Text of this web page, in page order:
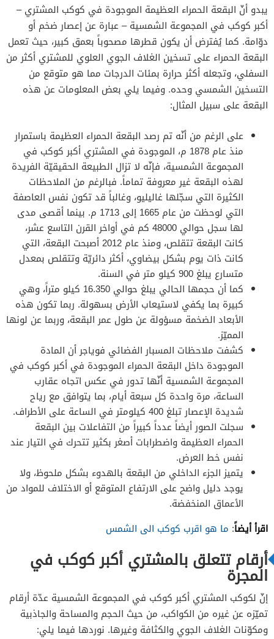
يبدو أنّ البقعة الحمراء العظيمة الموجودة في كوكب المشتري –
أكبر كوكب في المجموعة الشمسية – عبارة عن إعصار ضخم أو
دوّامة. كما يُفترض أن يكون قطرها مصحوباً بعمق كبير، حيث تعمل
البقعة الحمراء على تسخين الغلاف الجوي العلوي للمشتري أكثر من
السفلي، وتجعله أكثر حرارة بمئات الدرجات مما هو متوقع من
التسخين الشمسي وحده. وفيما يلي بعض المعلومات عن هذه
البقعة على سبيل المثال:
على الرغم من أنّه تم رصد البقعة الحمراء العظيمة باستمرار
منذ عام 1878 م، الموجودة في المشتري أكبر كوكب في
المجموعة الشمسية، فإنّه لا تزال الطبيعة الحقيقيّة الفريدة
لهذه البقعة غير معروفة تماماً. فبالرغم من الملاحظات
الكثيرة التي سجّلها غاليليو، وغالباً قد تكون نفس العاصفة
التي لوحظت من عام 1665 إلى 1713 م. بينما أقصى مدى
لها سجل حوالي 48000 كم في أواخر القرن التاسع عشر،
كانت البقعة تتقلص، ومنذ عام 2012 أصبحت البقعة، التي
كانت ذات يوم بشكل بيضاوي، أكثر دائريّة وتتقلص بمعدل
متسارع يبلغ 900 كيلو متر في السنة.
كما أن حجمها الحالي يبلغ حوالي 16.350 كيلو متراً، وهي
كبيرة بما يكفي لاستيعاب الأرض بسهولة. ربما تكون هذه
الأبعاد الضخمة مسؤولة عن طول عمر البقعة، وربما عن لونها
المميّز.
كشفت ملاحظات المسبار الفضائي فوياجر أن المادة
الموجودة داخل البقعة الحمراء الموجودة في أكبر كوكب في
المجموعة الشمسية أنّها تدور في عكس اتجاه عقارب
الساعة، مرة واحدة كل سبعة أيام، بما يتوافق مع رياح
شديدة الإعصار تبلغ 400 كيلومتر في الساعة على الأطراف.
سجلت الصور أيضاً عدداً كبيراً من التفاعلات بين البقعة
الحمراء العظيمة واضطرابات أصغر بكثير تتحرك في التيار عند
نفس خط العرض.
يتميز الجزء الداخلي من البقعة بالهدوء بشكل ملحوظ، ولا
يوجد دليل واضح على الارتفاع المتوقع أو الاختلاف للمواد من
الأعماق المنخفضة.
اقرأ أيضاً: ما هو اقرب كوكب الى الشمس
أرقام تتعلق بالمشتري أكبر كوكب في
المجرة
إنّ لكوكب المشتري أكبر كوكب في المجموعة الشمسية عدّة أرقام
تميّزه عن غيره من الكواكب، من حيث الحجم والمساحة والجاذبية
ومكوّنات الغلاف الجوي والكثافة وغيرها. نوردها فيما يلي: